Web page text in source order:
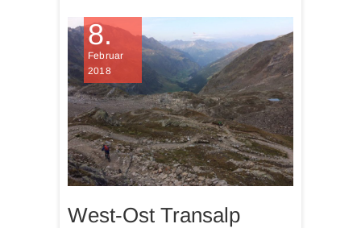
8.
Februar
2018
West-Ost Transalp